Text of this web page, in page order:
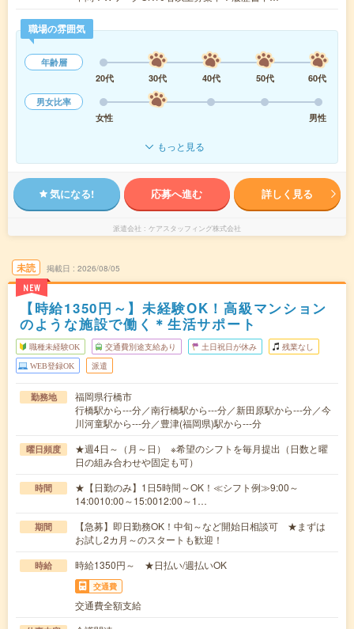
職場の雰囲気
年齢層
20代
30代 40代 50代
60代
男女比率
女性
男性
もっと見る
気になる! 応募へ進む 詳しく見る
派遣会社 ケアスタッフィング株式会社
未読
NEW
掲載日 2026/08/05
【時給1350円～】未経験OK！高級マンション
のような施設で働く＊生活サポート
職種未経験OK 交通費別途支給あり 土日祝日が休み 残業なし
WEB登録OK 派遣
勤務地
福岡県行橋市
行橋駅から---分／南行橋駅から---分／新田原駅から---分／今
川河童駅から---分／豊津(福岡県)駅から---分
曜日頻度
★週4日～（月～日） ※希望のシフトを毎月提出（日数と曜
日の組み合わせや固定も可）
時間
★【日勤のみ】1日5時間～OK！≪シフト例≫9:00～
14:0010:00～15:0012:00～1…
期間
【急募】即日勤務OK！中旬～など開始日相談可 ★まずは
お試し2カ月～のスタートも歓迎！
時給 時給1350円～ ★日払い/週払いOK
交通費
交通費全額支給